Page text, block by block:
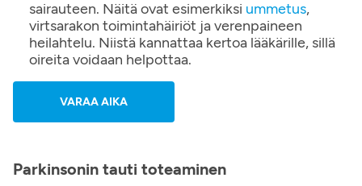
sairauteen. Näitä ovat esimerkiksi ummetus,
virtsarakon toimintahäiriöt ja verenpaineen
heilahtelu. Niistä kannattaa kertoa lääkärille, sillä
oireita voidaan helpottaa.
VARAA AIKA
Parkinsonin tauti toteaminen